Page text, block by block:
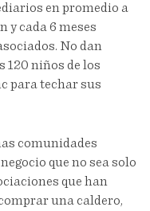
en promedio a
y cada 6 meses
No dan
120 niños de los
para techar sus
comunidades
que no sea solo
que han
una caldero,